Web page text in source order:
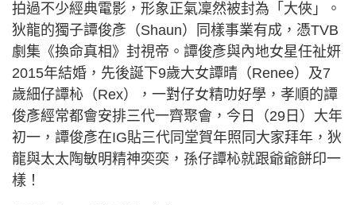
拍過不少經典電影，形象正氣凜然被封為「大俠」。
狄龍的獨子譚俊彥（Shaun）同樣事業有成，憑TVB
劇集《換命真相》封視帝。譚俊彥與內地女星任祉妍
2015年結婚，先後誕下9歲大女譚晴（Renee）及7
歲細仔譚杺（Rex），一對仔女精叻好學，孝順的譚
俊彥經常都會安排三代一齊聚會，今日（29日）大年
初一，譚俊彥在IG貼三代同堂賀年照同大家拜年，狄
龍與太太陶敏明精神奕奕，孫仔譚杺就跟爺爺餅印一
樣！